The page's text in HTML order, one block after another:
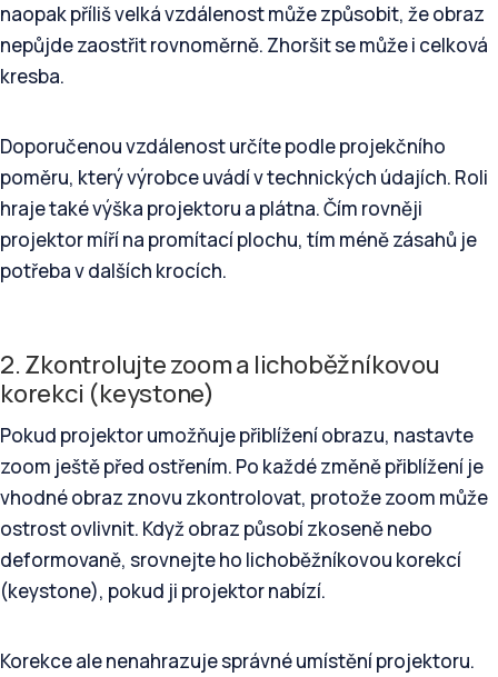
naopak příliš velká vzdálenost může způsobit, že obraz
nepůjde zaostřit rovnoměrně. Zhoršit se může i celková
kresba.
Doporučenou vzdálenost určíte podle projekčního
poměru, který výrobce uvádí v technických údajích. Roli
hraje také výška projektoru a plátna. Čím rovněji
projektor míří na promítací plochu, tím méně zásahů je
potřeba v dalších krocích.
2. Zkontrolujte zoom a lichoběžníkovou
korekci (keystone)
Pokud projektor umožňuje přiblížení obrazu, nastavte
zoom ještě před ostřením. Po každé změně přiblížení je
vhodné obraz znovu zkontrolovat, protože zoom může
ostrost ovlivnit. Když obraz působí zkoseně nebo
deformovaně, srovnejte ho lichoběžníkovou korekcí
(keystone), pokud ji projektor nabízí.
Korekce ale nenahrazuje správné umístění projektoru.